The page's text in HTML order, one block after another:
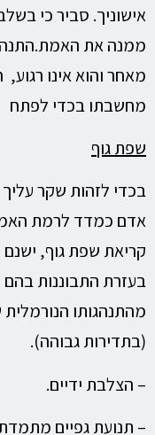
אישוניך. סביר כי
ממנה את
מאחר והוא אינו
מחשבתו בכדי
שפת גוף
בכדי לזהות שקר
אדם כמדד לרמת
קריאת שפת גוף,
בעזרת התבוננות בהם
מהתנהגותו
(בתדירות גבוהה).
– הצלבת ידיים.
– תנועת גפיים